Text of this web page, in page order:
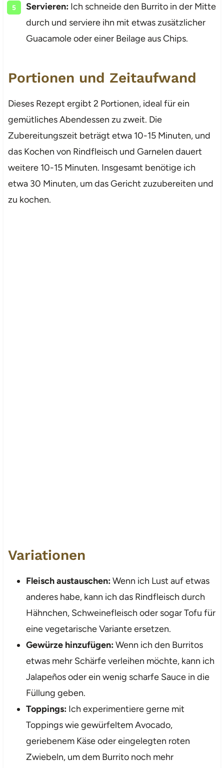
Servieren:Ich schneide den Burrito in der Mitte
durch und serviere ihn mit etwas zusätzlicher
Guacamole oder einer Beilage aus Chips.
Portionen und Zeitaufwand
Dieses Rezept ergibt 2 Portionen, ideal für ein
gemütliches Abendessen zu zweit. Die
Zubereitungszeit beträgt etwa 10-15 Minuten, und
das Kochen von Rindfleisch und Garnelen dauert
weitere 10-15 Minuten. Insgesamt benötige ich
etwa 30 Minuten, um das Gericht zuzubereiten und
zu kochen.
Variationen
Fleisch austauschen:Wenn ich Lust auf etwas
anderes habe, kann ich das Rindfleisch durch
Hähnchen, Schweinefleisch oder sogar Tofu für
eine vegetarische Variante ersetzen.
Gewürze hinzufügen:Wenn ich den Burritos
etwas mehr Schärfe verleihen möchte, kann ich
Jalapeños oder ein wenig scharfe Sauce in die
Füllung geben.
Toppings:Ich experimentiere gerne mit
Toppings wie gewürfeltem Avocado,
geriebenem Käse oder eingelegten roten
Zwiebeln, um dem Burrito noch mehr